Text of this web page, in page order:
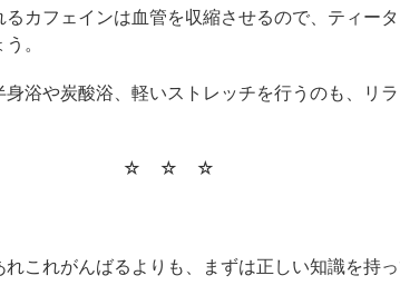
カフェインは血管を収縮させるので、ティー
。
浴や炭酸浴、軽いストレッチを行うのも、リ
☆ ☆ ☆
これがんばるよりも、まずは正しい知識を持